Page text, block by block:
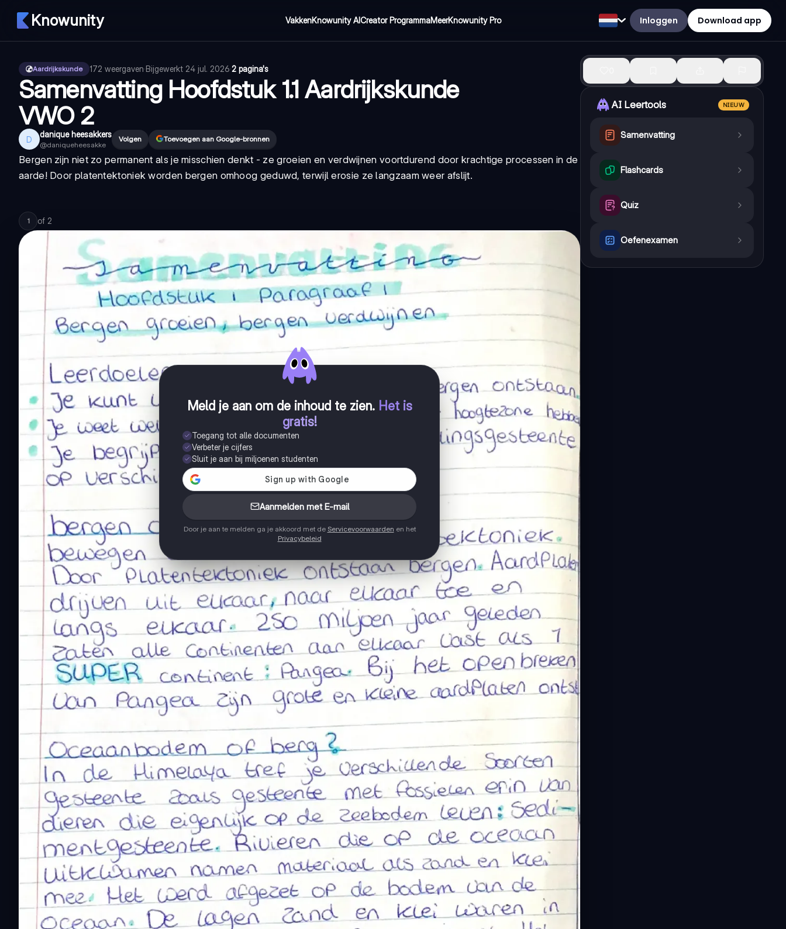
Knowunity VakkenKnowunity AICreator ProgrammaMeerKnowunity Pro Inloggen Download app
Aardrijkskunde 172 weergaven·Bijgewerkt 24 jul. 2026·2 pagina's
Samenvatting Hoofdstuk 1.1 Aardrijkskunde
VWO 2
D danique heesakkers
@daniqueheesakke
Volgen Toevoegen aan Google-bronnen
Bergen zijn niet zo permanent als je misschien denkt - ze groeien en verdwijnen voortdurend door krachtige processen in de
aarde! Door platentektoniek worden bergen omhoog geduwd, terwijl erosie ze langzaam weer afslijt.
1 of 2
Meld je aan om de inhoud te zien. Het is
gratis!
Toegang tot alle documenten
Verbeter je cijfers
Sluit je aan bij miljoenen studenten
Aanmelden met E-mail
Door je aan te melden ga je akkoord met de Servicevoorwaarden en het
Privacybeleid
AI Leertools NIEUW
Samenvatting
Flashcards
Quiz
Oefenexamen